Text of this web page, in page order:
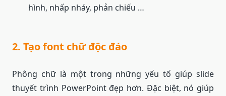
hình, nhấp nháy, phản chiếu …
2. Tạo font chữ độc đáo
Phông chữ là một trong những yếu tố giúp slide
thuyết trình PowerPoint đẹp hơn. Đặc biệt, nó giúp